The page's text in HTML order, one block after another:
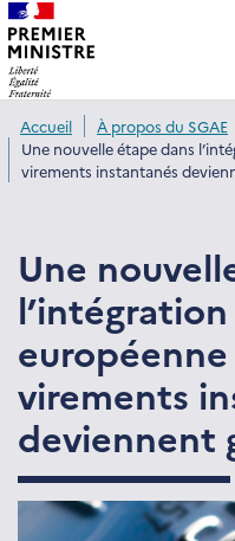
Panneau de gestion des
Accueil À propos du SGAE
Une nouvelle étape dans
virements instantanés
Une
européenne
virements
deviennent